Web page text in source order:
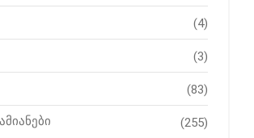
(4)
(3)
(83)
(255)